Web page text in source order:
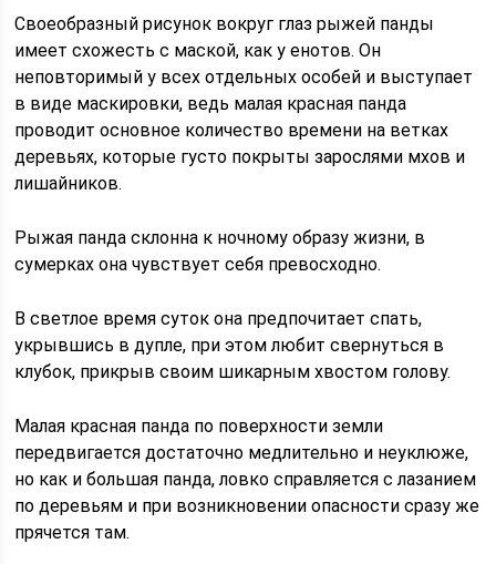
Своеобразный рисунок вокруг глаз рыжей панды
имеет схожесть с маской, как у енотов. Он
неповторимый у всех отдельных особей и выступает
в виде маскировки, ведь малая красная панда
проводит основное количество времени на ветках
деревьях, которые густо покрыты зарослями мхов и
лишайников.
Рыжая панда склонна к ночному образу жизни, в
сумерках она чувствует себя превосходно.
В светлое время суток она предпочитает спать,
укрывшись в дупле, при этом любит свернуться в
клубок, прикрыв своим шикарным хвостом голову.
Малая красная панда по поверхности земли
передвигается достаточно медлительно и неуклюже,
но как и большая панда, ловко справляется с лазанием
по деревьям и при возникновении опасности сразу же
прячется там.